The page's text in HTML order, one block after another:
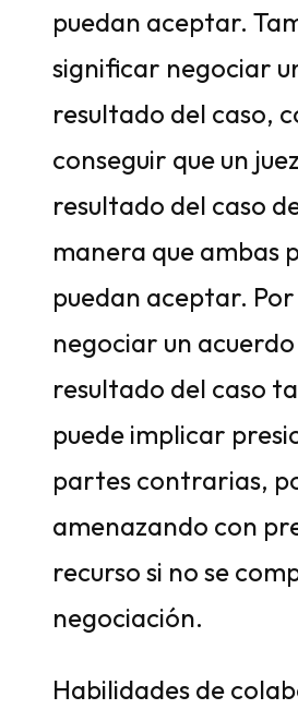
puedan aceptar.
significar negociar
resultado del caso,
conseguir que un
resultado del caso
manera que ambas
puedan aceptar.
negociar un
resultado del caso
puede implicar
partes contrarias,
amenazando con
recurso si no se
negociación.
Habilidades de